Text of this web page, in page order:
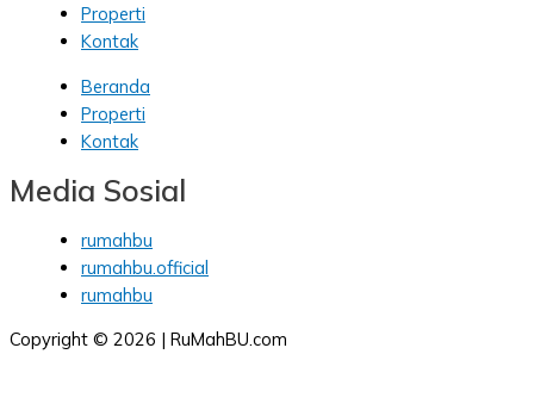
Properti
Kontak
Beranda
Properti
Kontak
Media Sosial
rumahbu
rumahbu.official
rumahbu
Copyright © 2026 | RuMahBU.com